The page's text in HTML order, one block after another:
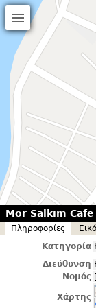
Mor Salkım Cafe
Πληροφορίες
Κατηγορία
Διεύθυνση
Νομός
Χάρτης